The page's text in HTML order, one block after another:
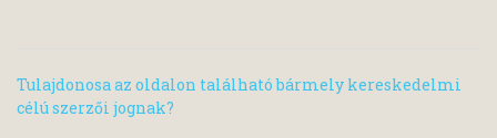
Tulajdonosa az oldalon található bármely kereskedelmi
célú szerzői jognak?